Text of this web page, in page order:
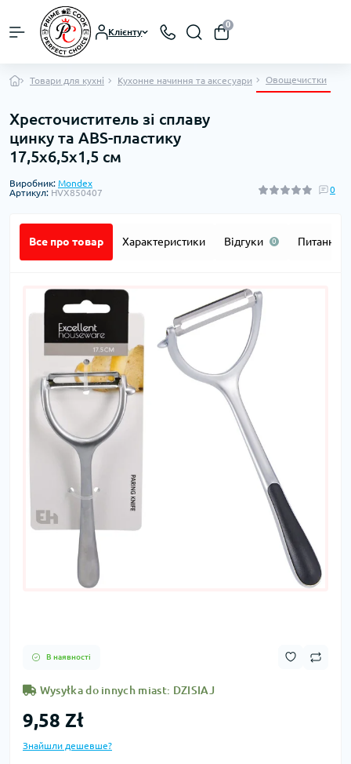
Клієнту
0
Товари для кухні Кухонне начиння та аксесуари Овощечистки
Хресточиститель зі сплаву
цинку та ABS-пластику
17,5x6,5x1,5 см
Виробник: Mondex
Артикул: HVX850407 0
Все про товар Характеристики Відгуки 0 Питання
В наявності
Wysyłka do innych miast: DZISIAJ
9,58 Zł
Знайшли дешевше?